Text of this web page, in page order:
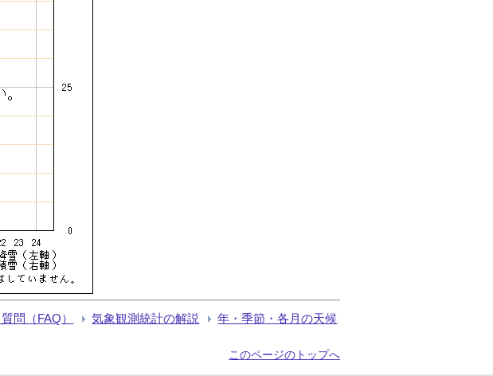
問（FAQ） 気象観測統計の解説 年・季節・各月の天候
このページのトップへ